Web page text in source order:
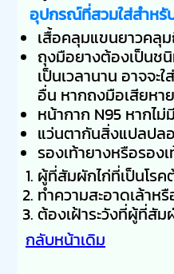
อุปกรณ์ที่สวมใส่สำหรั
เสื้อคลุมแขนยาวคลุ
ถุงมือยางต้องเป็นช
เป็นเวลานาน อาจจ
อื่น หากถงมือเสียห
หน้ากาก N95 หากไ
แว่นตากันสิ่งแปลปล
รองเท้ายางหรือรอง
ผู้ที่สัมผักไก่ที่เป็นโร
ทำความสะอาดเล้าห
ต้องเฝ้าระวังที่ผู้ที่สัม
กลับหน้าเดิม